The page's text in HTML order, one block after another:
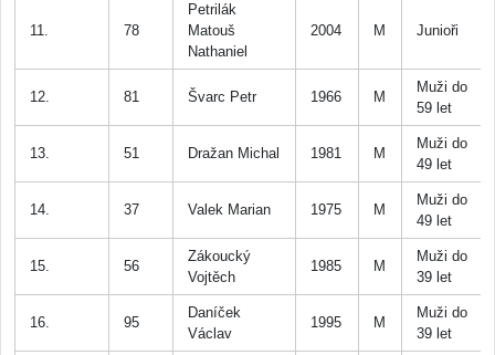
11. 78
Petrilák
Matouš
Nathaniel
2004 M Junioři
12. 81 Švarc Petr 1966 M
Muži do
59 let
13. 51 Dražan Michal 1981 M
Muži do
49 let
14. 37 Valek Marian 1975 M
Muži do
49 let
15. 56
Zákoucký
Vojtěch
1985 M
Muži do
39 let
16. 95
Daníček
Václav
1995 M
Muži do
39 let